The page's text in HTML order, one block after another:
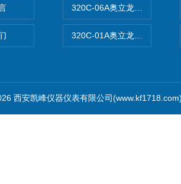
320C-06A奥立龙实验室便携
320C-01A奥立龙实验室便携
西安凯峰仪器仪表有限公司